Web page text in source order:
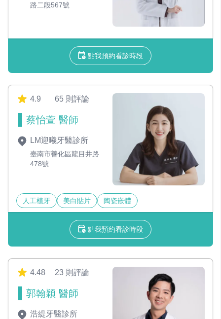
路二段567號
點我預約看診時段
4.9 65 則評論
蔡怡萱 醫師
LM迎曦牙醫診所
臺南市善化區龍目井路
478號
人工植牙 美白貼片 陶瓷嵌體
點我預約看診時段
4.48 23 則評論
郭翰穎 醫師
浩緹牙醫診所